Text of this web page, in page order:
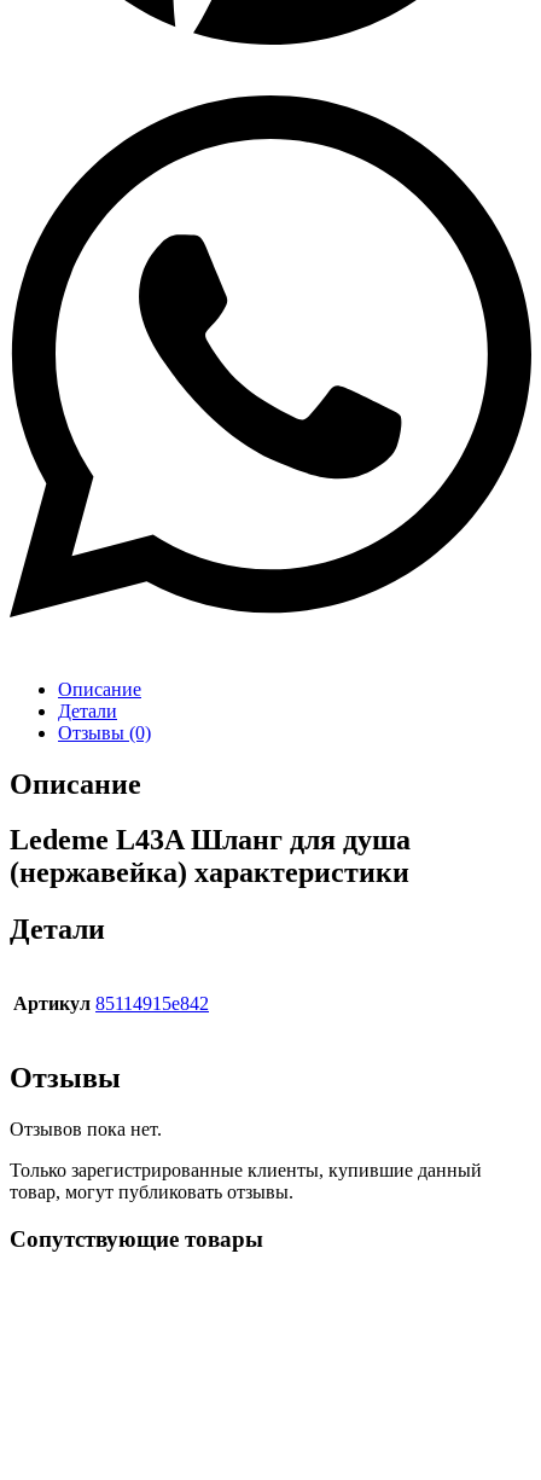
Описание
Детали
Отзывы (0)
Описание
Ledeme L43A Шланг для душа
(нержавейка) характеристики
Детали
Артикул 85114915e842
Отзывы
Отзывов пока нет.
Только зарегистрированные клиенты, купившие данный
товар, могут публиковать отзывы.
Сопутствующие товары